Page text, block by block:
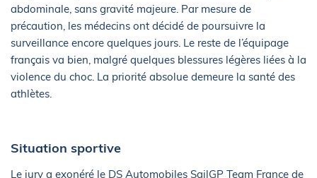
abdominale, sans gravité majeure. Par mesure de
précaution, les médecins ont décidé de poursuivre la
surveillance encore quelques jours. Le reste de l’équipage
français va bien, malgré quelques blessures légères liées à la
violence du choc. La priorité absolue demeure la santé des
athlètes.
Situation sportive
Le jury a exonéré le DS Automobiles SailGP Team France de